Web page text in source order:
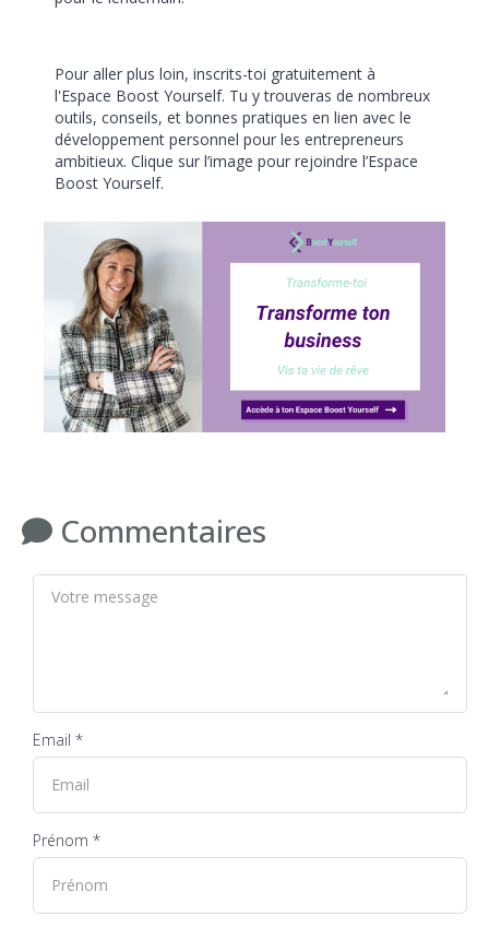
Pour aller plus loin, inscrits-toi gratuitement à
l'Espace Boost Yourself. Tu y trouveras de nombreux
outils, conseils, et bonnes pratiques en lien avec le
développement personnel pour les entrepreneurs
ambitieux. Clique sur l’image pour rejoindre l’Espace
Boost Yourself.
Commentaires
Email *
Prénom *